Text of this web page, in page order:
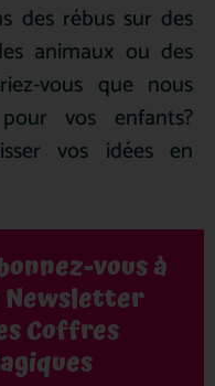
des rébus sur des
animaux ou des
vous que nous
vos enfants?
vos idées en
vous à
Newsletter
Coffres